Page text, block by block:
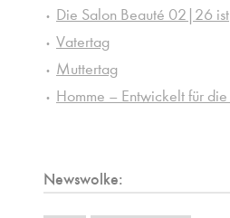
Die Salon Beauté 02|26 ist da!
Vatertag
Muttertag
Homme – Entwickelt für die besonderen Ansprüche von Männerhaut und -haar
Newswolke: